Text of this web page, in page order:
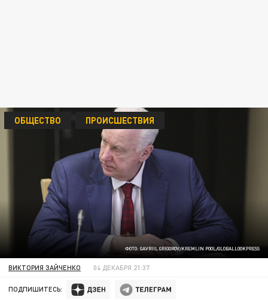
ФОТО: GAVRIIL GRIGOROV/KREMLIN POOL/GLOBALLOOKPRESS
ОБЩЕСТВО ПРОИСШЕСТВИЯ
ВИКТОРИЯ ЗАЙЧЕНКО 04 ДЕКАБРЯ 21:37
ПОДПИШИТЕСЬ: